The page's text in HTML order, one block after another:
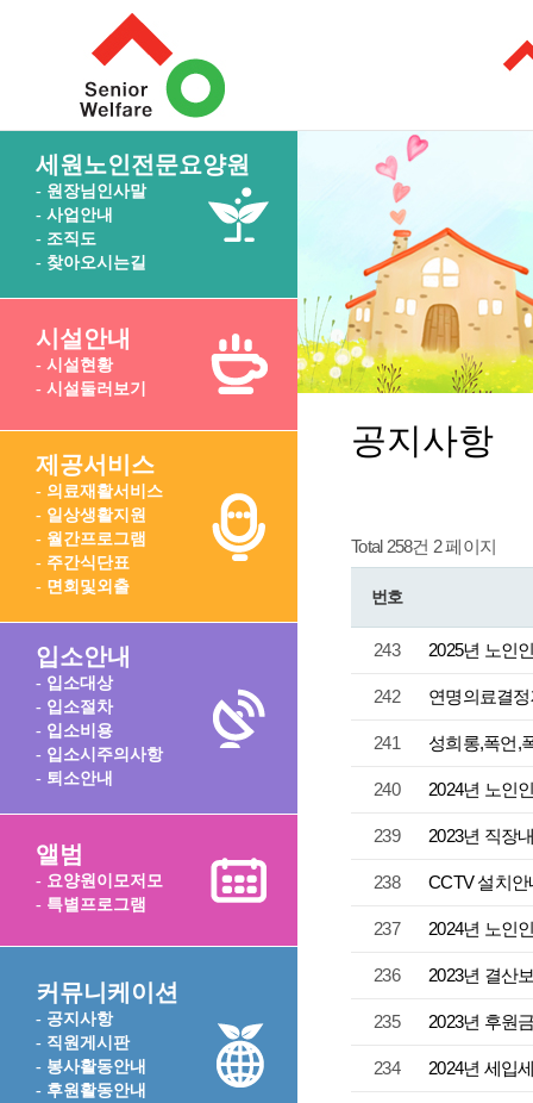
세원노인전문요양원
- 원장님인사말
- 사업안내
- 조직도
- 찾아오시는길
시설안내
- 시설현황
- 시설둘러보기
제공서비스
- 의료재활서비스
- 일상생활지원
- 월간프로그램
- 주간식단표
- 면회및외출
입소안내
- 입소대상
- 입소절차
- 입소비용
- 입소시주의사항
- 퇴소안내
앨범
- 요양원이모저모
- 특별프로그램
커뮤니케이션
- 공지사항
- 직원게시판
- 봉사활동안내
- 후원활동안내
공지사항
Total 258건 2 페이지
번호
243 2025년 노인
242 연명의료결
241 성희롱,폭언,
240 2024년 노인
239 2023년 직장
238 CCTV 설치
237 2024년 노인
236 2023년 결산
235 2023년 후원
234 2024년 세입